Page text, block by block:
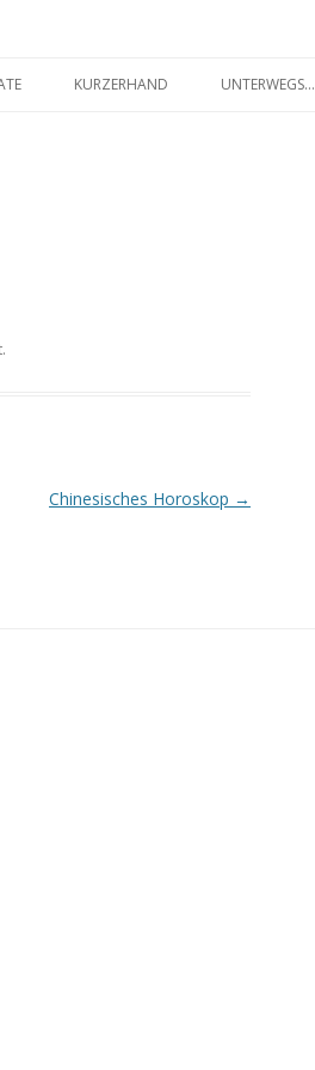
zum
KURZERHAND UNTERWEGS…
Chinesisches Horoskop →